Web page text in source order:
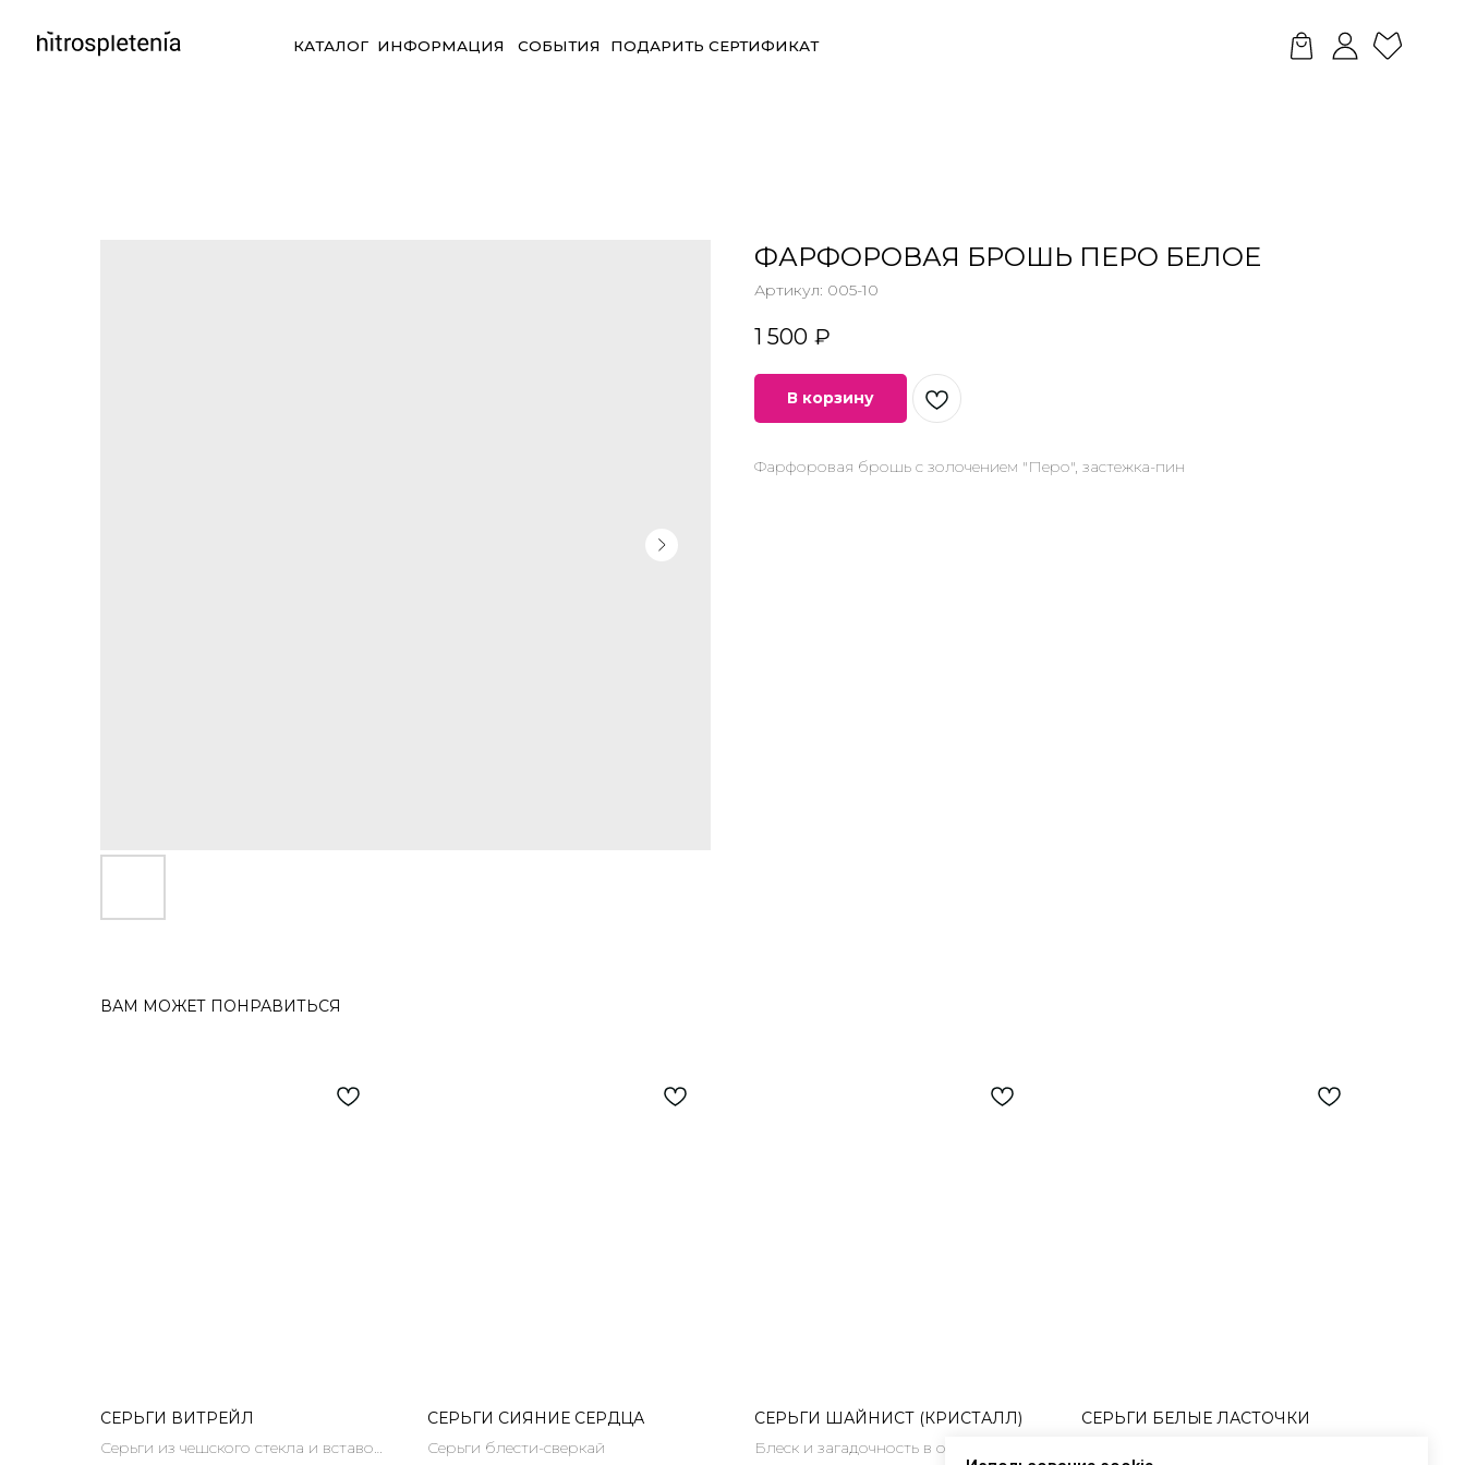
КАТАЛОГ ИНФОРМАЦИЯ СОБЫТИЯ ПОДАРИТЬ СЕРТИФИКАТ
ФАРФОРОВАЯ БРОШЬ ПЕРО БЕЛОЕ
Артикул: 005-10
1 500 ₽
В корзину
Фарфоровая брошь с золочением "Перо", застежка-пин
ВАМ МОЖЕТ ПОНРАВИТЬСЯ
СЕРЬГИ ВИТРЕЙЛ
Серьги из чешского стекла и вставок
СЕРЬГИ СИЯНИЕ СЕРДЦА
Серьги блести-сверкай
СЕРЬГИ ШАЙНИСТ (КРИСТАЛЛ)
Блеск и загадочность в одном
СЕРЬГИ БЕЛЫЕ ЛАСТОЧКИ